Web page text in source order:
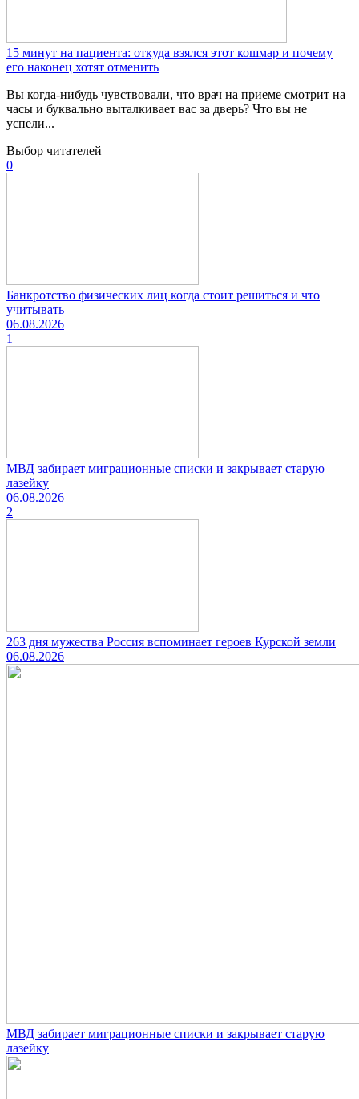
15 минут на пациента: откуда взялся этот кошмар и почему
его наконец хотят отменить
Вы когда-нибудь чувствовали, что врач на приеме смотрит на
часы и буквально выталкивает вас за дверь? Что вы не
успели...
Выбор читателей
0
Банкротство физических лиц когда стоит решиться и что
учитывать
06.08.2026
1
МВД забирает миграционные списки и закрывает старую
лазейку
06.08.2026
2
263 дня мужества Россия вспоминает героев Курской земли
06.08.2026
МВД забирает миграционные списки и закрывает старую
лазейку